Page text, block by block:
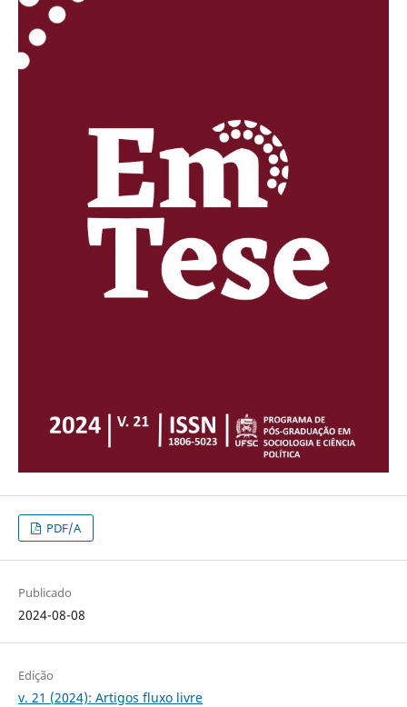
PDF/A
Publicado
2024-08-08
Edição
v. 21 (2024): Artigos fluxo livre